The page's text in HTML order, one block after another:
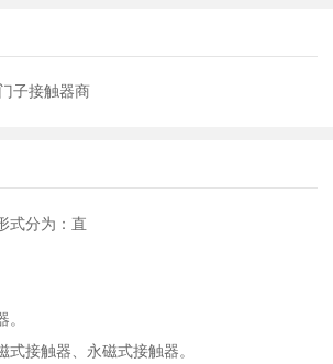
子接触器商
式分为：直
式接触器、永磁式接触器。